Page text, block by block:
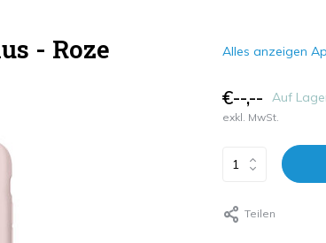
- Roze Alles anzeigen
€--,-- Auf
exkl. MwSt.
Teilen